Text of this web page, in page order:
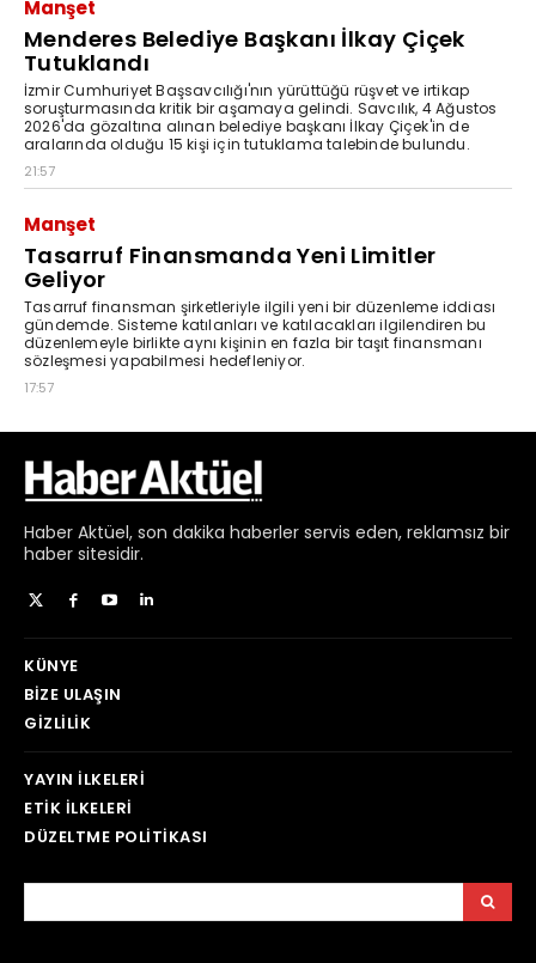
Haber Aktüel, son dakika haberler servis eden, reklamsız bir
haber sitesidir.
KÜNYE
BIZE ULAŞIN
GIZLILIK
YAYIN İLKELERI
ETIK İLKELERI
DÜZELTME POLITIKASI